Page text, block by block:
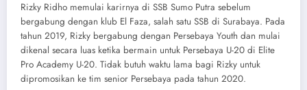
Rizky Ridho memulai karirnya di SSB Sumo Putra sebelum
bergabung dengan klub El Faza, salah satu SSB di Surabaya. Pada
tahun 2019, Rizky bergabung dengan Persebaya Youth dan mulai
dikenal secara luas ketika bermain untuk Persebaya U-20 di Elite
Pro Academy U-20. Tidak butuh waktu lama bagi Rizky untuk
dipromosikan ke tim senior Persebaya pada tahun 2020.